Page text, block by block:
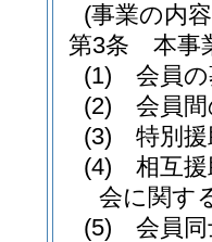
(事業の内
第3条
本事
(1)
会員
(2)
会員
(3)
特別
(4)
相互
会に関す
(5)
会員